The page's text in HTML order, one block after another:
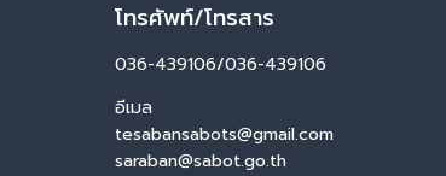
โทรศัพท์/โทรสาร
036-439106/036-439106
อีเมล
tesabansabots@gmail.com
saraban@sabot.go.th